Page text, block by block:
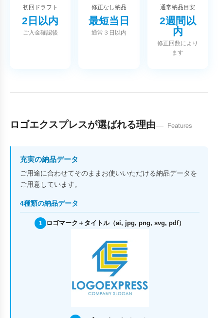
初回ドラフト
2日以内
ご入金確認後
修正なし納品
最短当日
通常３日以内
通常納品目安
2週間以
内
修正回数により
ます
ロゴエクスプレスが選ばれる理由 Features
充実の納品データ
ご用途に合わせてそのままお使いいただける納品データを
ご用意しています。
4種類の納品データ
1 ロゴマーク＋タイトル（ai, jpg, png, svg, pdf）